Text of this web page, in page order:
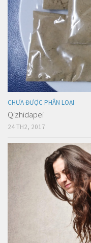
CHƯA ĐƯỢC PHÂN LOẠI
Qizhidapei
24 TH2, 2017